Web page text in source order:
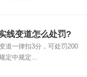
线变道怎么处罚?
道一律扣3分，可处罚200
定中规定...